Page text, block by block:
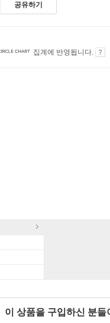
공유하기
집계에 반영됩니다.
이 상품을 구입하신 분